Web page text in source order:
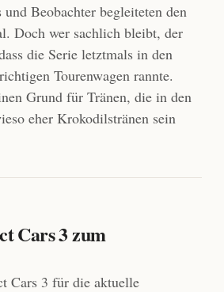
Beobachter begleiteten den
Doch wer sachlich bleibt, der
die Serie letztmals in den
Tourenwagen rannte.
Grund für Tränen, die in den
eher Krokodilstränen sein
Cars 3 zum
Cars 3 für die aktuelle